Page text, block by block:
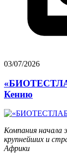
03/07/2026
Кению
Компания начала
крупнейших и
Африки